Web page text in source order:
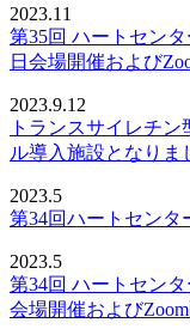
2023.11
第35回 ハートセン
日会場開催および
2023.9.12
トランスサイレチ
ル導入施設となりま
2023.5
第34回ハートセンタ
2023.5
第34回 ハートセン
会場開催およびZoom